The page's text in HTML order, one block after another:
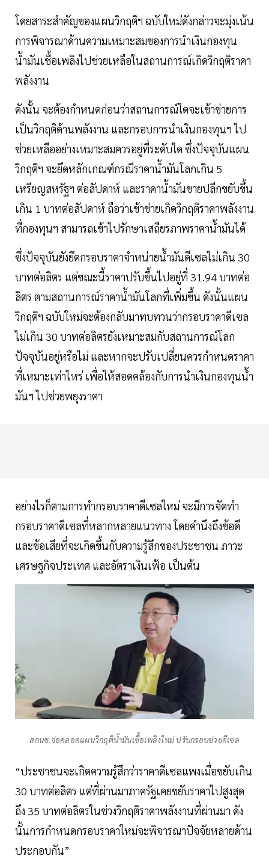
โดยสาระสำคัญของแผนวิกฤติฯ ฉบับใหม่ดังกล่าวจะมุ่งเน้น
การพิจารณาด้านความเหมาะสมของการนำเงินกองทุน
น้ำมันเชื้อเพลิงไปช่วยเหลือในสถานการณ์เกิดวิกฤติราคา
พลังงาน
ดังนั้น จะต้องกำหนดก่อนว่าสถานการณ์ใดจะเข้าข่ายการ
เป็นวิกฤติด้านพลังงาน และกรอบการนำเงินกองทุนฯ ไป
ช่วยเหลืออย่างเหมาะสมควรอยู่ที่ระดับใด ซึ่งปัจจุบันแผน
วิกฤติฯ จะยึดหลักเกณฑ์กรณีราคาน้ำมันโลกเกิน 5
เหรียญสหรัฐฯ ต่อสัปดาห์ และราคาน้ำมันขายปลีกขยับขึ้น
เกิน 1 บาทต่อสัปดาห์ ถือว่าเข้าข่ายเกิดวิกฤติราคาพลังงาน
ที่กองทุนฯ สามารถเข้าไปรักษาเสถียรภาพราคาน้ำมันได้
ซึ่งปัจจุบันยังยึดกรอบราคาจำหน่ายน้ำมันดีเซลไม่เกิน 30
บาทต่อลิตร แต่ขณะนี้ราคาปรับขึ้นไปอยู่ที่ 31.94 บาทต่อ
ลิตร ตามสถานการณ์ราคาน้ำมันโลกที่เพิ่มขึ้น ดังนั้นแผน
วิกฤติฯ ฉบับใหม่จะต้องกลับมาทบทวนว่ากรอบราคาดีเซล
ไม่เกิน 30 บาทต่อลิตรยังเหมาะสมกับสถานการณ์โลก
ปัจจุบันอยู่หรือไม่ และหากจะปรับเปลี่ยนควรกำหนดราคา
ที่เหมาะเท่าไหร่ เพื่อให้สอดคล้องกับการนำเงินกองทุนน้ำ
มันฯ ไปช่วยพยุงราคา
อย่างไรก็ตามการทำกรอบราคาดีเซลใหม่ จะมีการจัดทำ
กรอบราคาดีเซลที่หลากหลายแนวทาง โดยคำนึงถึงข้อดี
และข้อเสียที่จะเกิดขึ้นกับความรู้สึกของประชาชน ภาวะ
เศรษฐกิจประเทศ และอัตราเงินเฟ้อ เป็นต้น
สกนช.จ่อคลอดแผนวิกฤติน้ำมันเชื้อเพลิงใหม่ ปรับกรอบช่วยดีเซล
“ประชาชนจะเกิดความรู้สึกว่าราคาดีเซลแพงเมื่อขยับเกิน
30 บาทต่อลิตร แต่ที่ผ่านมาภาครัฐเคยขยับราคาไปสูงสุด
ถึง 35 บาทต่อลิตรในช่วงวิกฤติราคาพลังงานที่ผ่านมา ดัง
นั้นการกำหนดกรอบราคาใหม่จะพิจารณาปัจจัยหลายด้าน
ประกอบกัน”